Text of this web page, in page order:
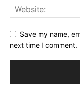
Save my name,
next time I comment.